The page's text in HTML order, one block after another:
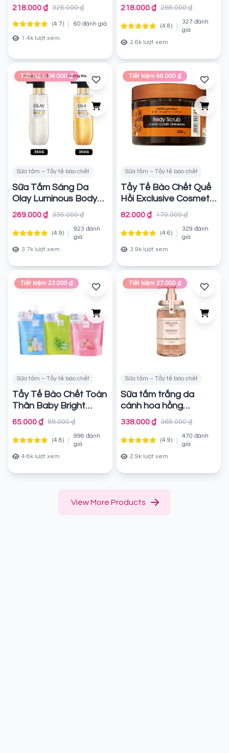
Lắk túi refill 600ml
218.000 ₫ 325.000 ₫
(4.7) 60 đánh giá
1.4k lượt xem
Chính hãng
218.000 ₫ 265.000 ₫
(4.8)
327 đánh
giá
2.6k lượt xem
Tiết kiệm 66.000 ₫
Sữa tắm – Tẩy tế bào chết
Sữa Tắm Sáng Da
Olay Luminous Body
Wash Hương Nước
Hoa Cao Cấp 350g
Chính hãng
269.000 ₫ 335.000 ₫
(4.9)
923 đánh
giá
3.7k lượt xem
Tiết kiệm 88.000 ₫
Sữa tắm – Tẩy tế bào chết
Tẩy Tế Bào Chết Quế
Hồi Exclusive Cosmetic
Cafe Gel Scrub Coffee
& Cinnamon Cloves
380g
Chính hãng
82.000 ₫ 170.000 ₫
(4.6)
329 đánh
giá
3.9k lượt xem
Tiết kiệm 23.000 ₫
Sữa tắm – Tẩy tế bào chết
Tẩy Tế Bào Chết Toàn
Thân Baby Bright
Body Bath Scrub /
Peeling Gel
hãng
65.000 ₫ 88.000 ₫
(4.8)
996 đánh
giá
4.8k lượt xem
Tiết kiệm 27.000 ₫
Sữa tắm – Tẩy tế bào chết
Sữa tắm trắng da
cánh hoa hồng
Damask Weilaiya
Grand Rose Extracts
Whitening Shower Gel
338.000 ₫ 365.000 ₫
(4.9)
470 đánh
giá
2.9k lượt xem
View More Products